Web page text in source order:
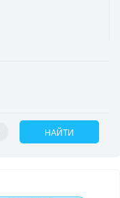
НАЙТИ